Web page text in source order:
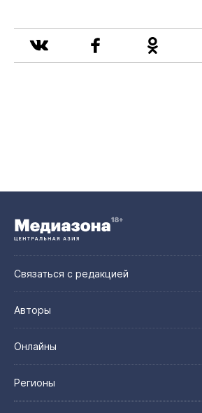
Связаться с редакцией
Авторы
Онлайны
Регионы